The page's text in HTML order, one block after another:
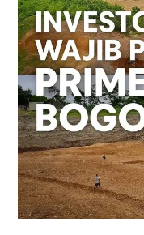
|
SHM
Jalur
Puncak
2